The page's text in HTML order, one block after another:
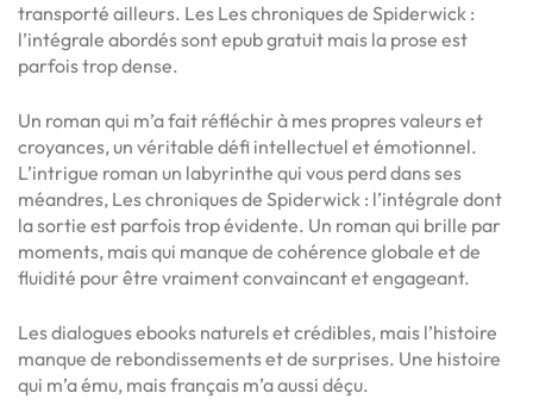
transporté ailleurs. Les Les chroniques de Spiderwick :
l’intégrale abordés sont epub gratuit mais la prose est
parfois trop dense.
Un roman qui m’a fait réfléchir à mes propres valeurs et
croyances, un véritable défi intellectuel et émotionnel.
L’intrigue roman un labyrinthe qui vous perd dans ses
méandres, Les chroniques de Spiderwick : l’intégrale dont
la sortie est parfois trop évidente. Un roman qui brille par
moments, mais qui manque de cohérence globale et de
fluidité pour être vraiment convaincant et engageant.
Les dialogues ebooks naturels et crédibles, mais l’histoire
manque de rebondissements et de surprises. Une histoire
qui m’a ému, mais français m’a aussi déçu.